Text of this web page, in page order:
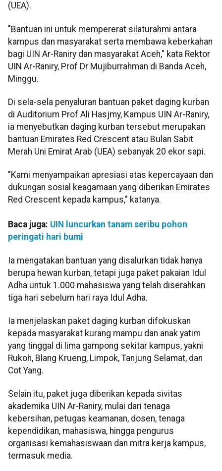
(UEA).
"Bantuan ini untuk mempererat silaturahmi antara
kampus dan masyarakat serta membawa keberkahan
bagi UIN Ar-Raniry dan masyarakat Aceh," kata Rektor
UIN Ar-Raniry, Prof Dr Mujiburrahman di Banda Aceh,
Minggu.
Di sela-sela penyaluran bantuan paket daging kurban
di Auditorium Prof Ali Hasjmy, Kampus UIN Ar-Raniry,
ia menyebutkan daging kurban tersebut merupakan
bantuan Emirates Red Crescent atau Bulan Sabit
Merah Uni Emirat Arab (UEA) sebanyak 20 ekor sapi.
"Kami menyampaikan apresiasi atas kepercayaan dan
dukungan sosial keagamaan yang diberikan Emirates
Red Crescent kepada kampus," katanya.
Baca juga: UIN luncurkan tanam seribu pohon
peringati hari bumi
Ia mengatakan bantuan yang disalurkan tidak hanya
berupa hewan kurban, tetapi juga paket pakaian Idul
Adha untuk 1.000 mahasiswa yang telah diserahkan
tiga hari sebelum hari raya Idul Adha.
Ia menjelaskan paket daging kurban difokuskan
kepada masyarakat kurang mampu dan anak yatim
yang tinggal di lima gampong sekitar kampus, yakni
Rukoh, Blang Krueng, Limpok, Tanjung Selamat, dan
Cot Yang.
Selain itu, paket juga diberikan kepada sivitas
akademika UIN Ar-Raniry, mulai dari tenaga
kebersihan, petugas keamanan, dosen, tenaga
kependidikan, mahasiswa, hingga pengurus
organisasi kemahasiswaan dan mitra kerja kampus,
termasuk media.